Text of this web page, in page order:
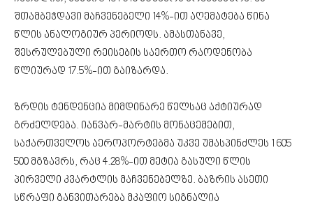
შთამბეჭდავი მაჩვენებელი 14%-ით აღემატება წინა
წლის ანალოგიურ პერიოდს. ამასთანავე,
შესრულებული რეისების საერთო რაოდენობა
წლიურად 17.5%-ით გაიზარდა.
ზრდის ტენდენცია მიმდინარე წელსაც აქტიურად
გრძელდება. იანვარ-მარტის მონაცემებით,
საქართველოს აეროპორტებმა უკვე უმასპინძლეს 1 605
500 მგზავრს, რაც 4.28%-ით მეტია გასული წლის
პირველი კვარტლის მაჩვენებელზე. ბაზრის ასეთი
სწრაფი განვითარება მკაფიო სიგნალია